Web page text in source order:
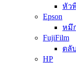
หัว
Epson
หมึ
FujiFilm
ตลั
HP